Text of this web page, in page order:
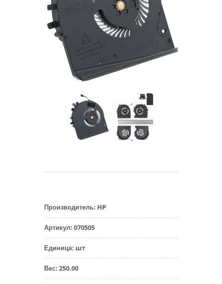
Производитель: HP
Артикул: 070505
Единица: шт
Вес: 250.00